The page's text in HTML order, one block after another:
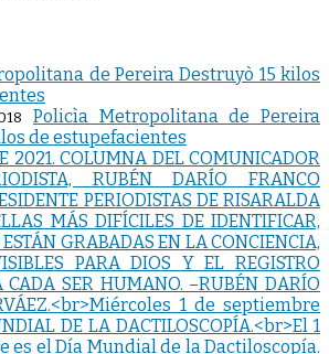
Policìa Metropolitana de Pereira
de estupefacientes